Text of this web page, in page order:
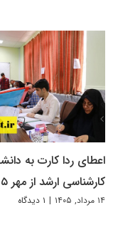
اعطای ردا کارت به
کارشناسی ارشد از مهر ۱۴۰۵
۱۴ مرداد, ۱۴۰۵ | ۱ دیدگاه